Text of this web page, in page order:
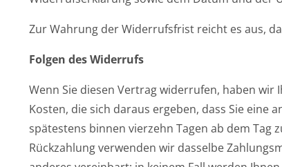
Zur Wahrung der Widerrufsfrist reicht es aus,
Folgen des Widerrufs
Wenn Sie diesen Vertrag widerrufen, haben
Kosten, die sich daraus ergeben, dass Sie
spätestens binnen vierzehn Tagen ab dem
Rückzahlung verwenden wir dasselbe